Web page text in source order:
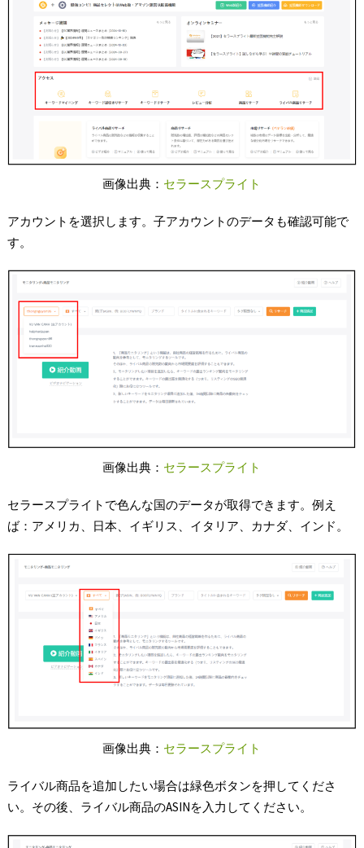
画像出典： セラースプライト
アカウントを選択します。子アカウントのデータも確認可能で
す。
画像出典： セラースプライト
セラースプライトで色んな国のデータが取得できます。例え
ば：アメリカ、日本、イギリス、イタリア、カナダ、インド。
画像出典： セラースプライト
ライバル商品を追加したい場合は緑色ボタンを押してくださ
い。その後、ライバル商品のASINを入力してください。